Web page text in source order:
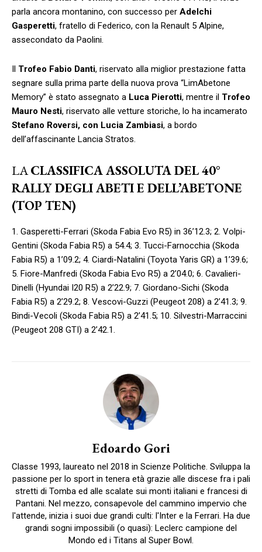
parla ancora montanino, con successo per Adelchi
Gasperetti, fratello di Federico, con la Renault 5 Alpine,
assecondato da Paolini.
Il Trofeo Fabio Danti, riservato alla miglior prestazione fatta
segnare sulla prima parte della nuova prova “LimAbetone
Memory” è stato assegnato a Luca Pierotti, mentre il Trofeo
Mauro Nesti, riservato alle vetture storiche, lo ha incamerato
Stefano Roversi, con Lucia Zambiasi, a bordo
dell’affascinante Lancia Stratos.
LACLASSIFICA ASSOLUTA DEL 40°
RALLY DEGLI ABETI E DELL’ABETONE
(TOP TEN)
1. Gasperetti-Ferrari (Skoda Fabia Evo R5) in 36’12.3; 2. Volpi-
Gentini (Skoda Fabia R5) a 54.4; 3. Tucci-Farnocchia (Skoda
Fabia R5) a 1’09.2; 4. Ciardi-Natalini (Toyota Yaris GR) a 1’39.6;
5. Fiore-Manfredi (Skoda Fabia Evo R5) a 2’04.0; 6. Cavalieri-
Dinelli (Hyundai I20 R5) a 2’22.9; 7. Giordano-Sichi (Skoda
Fabia R5) a 2’29.2; 8. Vescovi-Guzzi (Peugeot 208) a 2’41.3; 9.
Bindi-Vecoli (Skoda Fabia R5) a 2’41.5; 10. Silvestri-Marraccini
(Peugeot 208 GTI) a 2’42.1.
Edoardo Gori
Classe 1993, laureato nel 2018 in Scienze Politiche. Sviluppa la
passione per lo sport in tenera età grazie alle discese fra i pali
stretti di Tomba ed alle scalate sui monti italiani e francesi di
Pantani. Nel mezzo, consapevole del cammino impervio che
l'attende, inizia i suoi due grandi culti: l'Inter e la Ferrari. Ha due
grandi sogni impossibili (o quasi): Leclerc campione del
Mondo ed i Titans al Super Bowl.